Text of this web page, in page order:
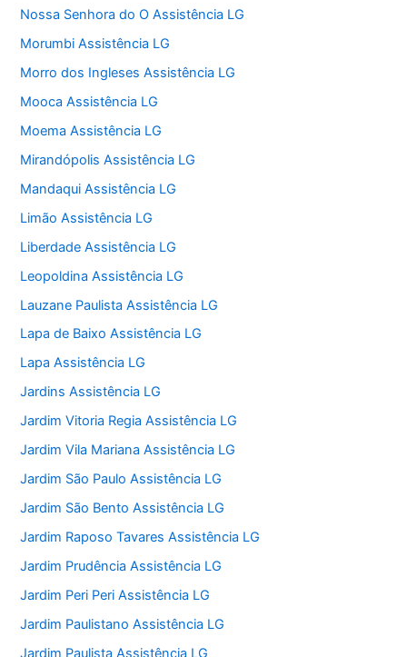
Nossa Senhora do O Assistência LG
Morumbi Assistência LG
Morro dos Ingleses Assistência LG
Mooca Assistência LG
Moema Assistência LG
Mirandópolis Assistência LG
Mandaqui Assistência LG
Limão Assistência LG
Liberdade Assistência LG
Leopoldina Assistência LG
Lauzane Paulista Assistência LG
Lapa de Baixo Assistência LG
Lapa Assistência LG
Jardins Assistência LG
Jardim Vitoria Regia Assistência LG
Jardim Vila Mariana Assistência LG
Jardim São Paulo Assistência LG
Jardim São Bento Assistência LG
Jardim Raposo Tavares Assistência LG
Jardim Prudência Assistência LG
Jardim Peri Peri Assistência LG
Jardim Paulistano Assistência LG
Jardim Paulista Assistência LG